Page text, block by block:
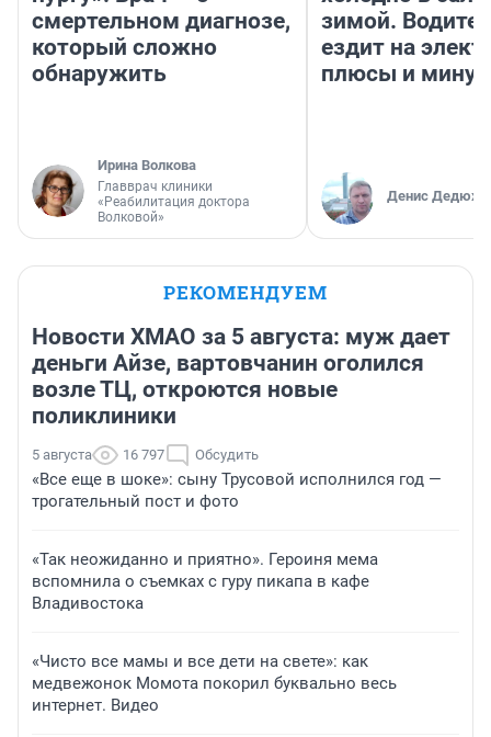
смертельном диагнозе,
который сложно
обнаружить
Ирина Волкова
Главврач клиники
«Реабилитация доктора
Волковой»
зимой.
ездит на
плюсы и
Денис
РЕКОМЕНДУЕМ
Новости ХМАО за 5 августа: муж дает
деньги Айзе, вартовчанин оголился
возле ТЦ, откроются новые
поликлиники
5 августа 16 797 Обсудить
«Все еще в шоке»: сыну Трусовой исполнился год —
трогательный пост и фото
«Так неожиданно и приятно». Героиня мема
вспомнила о съемках с гуру пикапа в кафе
Владивостока
«Чисто все мамы и все дети на свете»: как
медвежонок Момота покорил буквально весь
интернет. Видео